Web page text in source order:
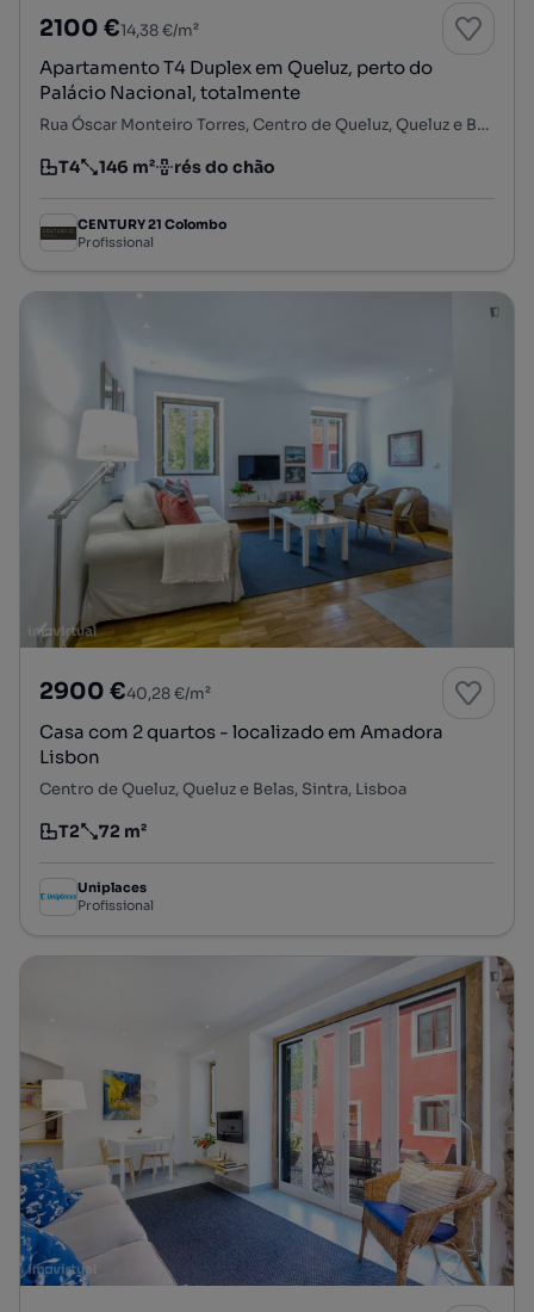
2100 €14,38 €/m²
Apartamento T4 Duplex em Queluz, perto do
Palácio Nacional, totalmente
Rua Óscar Monteiro Torres, Centro de Queluz, Queluz e Belas, Sintra, Lisboa
Tipologia
T4
Preço por metro quadrado
146 m²
Andar rés do chão
CENTURY 21 Colombo
Profissional
2900 €40,28 €/m²
Casa com 2 quartos - localizado em Amadora
Lisbon
Centro de Queluz, Queluz e Belas, Sintra, Lisboa
Tipologia
T2
Preço por metro quadrado
72 m²
Uniplaces
Profissional